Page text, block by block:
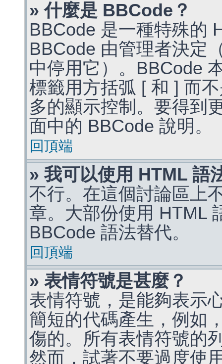
» 什麼是 BBCode？
BBCode 是一種特殊的
BBCode 由管理者決定
中停用它）。BBCode
標籤用方括弧 [ 和 ] 而
多的顯示控制。要得到
面中的 BBCode 說明。
回頂端
» 我可以使用 HTML 語
不行。在這個討論區上
章。大部份使用 HTML
BBCode 語法替代。
回頂端
» 表情符號是甚麼？
表情符號，是能夠表示
簡短的代碼產生，例如
傷的。所有表情符號的
然而，試著不要過度使